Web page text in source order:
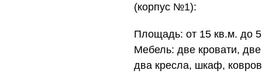
(корпус №1):
Площадь: от 15 кв.м. до
Мебель: две кровати,
два кресла, шкаф,